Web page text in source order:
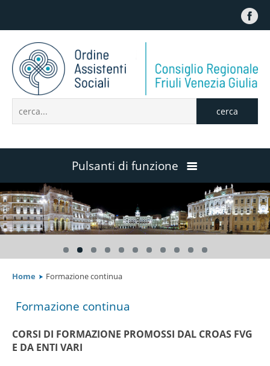
cerca
Pulsanti di funzione
Home
Dove siamo
Home Formazione continua
Formazione continua
CORSI DI FORMAZIONE PROMOSSI DAL CROAS FVG
E DA ENTI VARI